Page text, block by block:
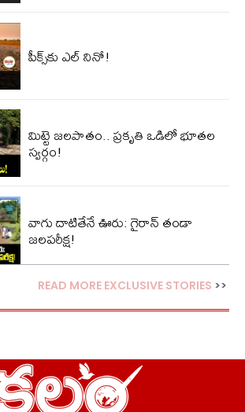
పీక్స్‌కు ఎల్‌ నినో!
మిట్టె జలపాతం.. ప్రకృతి ఒడిలో భూతల
స్వర్గం!
వాగు దాటితేనే ఊరు: గైరాన్ తండా
జలపరీక్ష!
READ MORE EXCLUSIVE STORIES >>